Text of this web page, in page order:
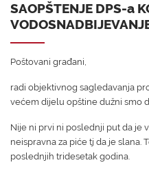
SAOPŠTENJE DPS-a
Poštovani građani,
radi objektivnog sagledavanja
većem dijelu opštine dužni smo
Nije ni prvi ni poslednji put da je
neispravna za piće tj da je slana.
poslednjih tridesetak godina.